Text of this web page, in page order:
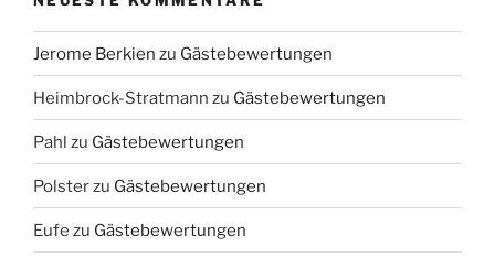
Jerome Berkien zu Gästebewertungen
Heimbrock-Stratmann zu Gästebewertungen
Pahl zu Gästebewertungen
Polsterzu Gästebewertungen
Eufe zu Gästebewertungen